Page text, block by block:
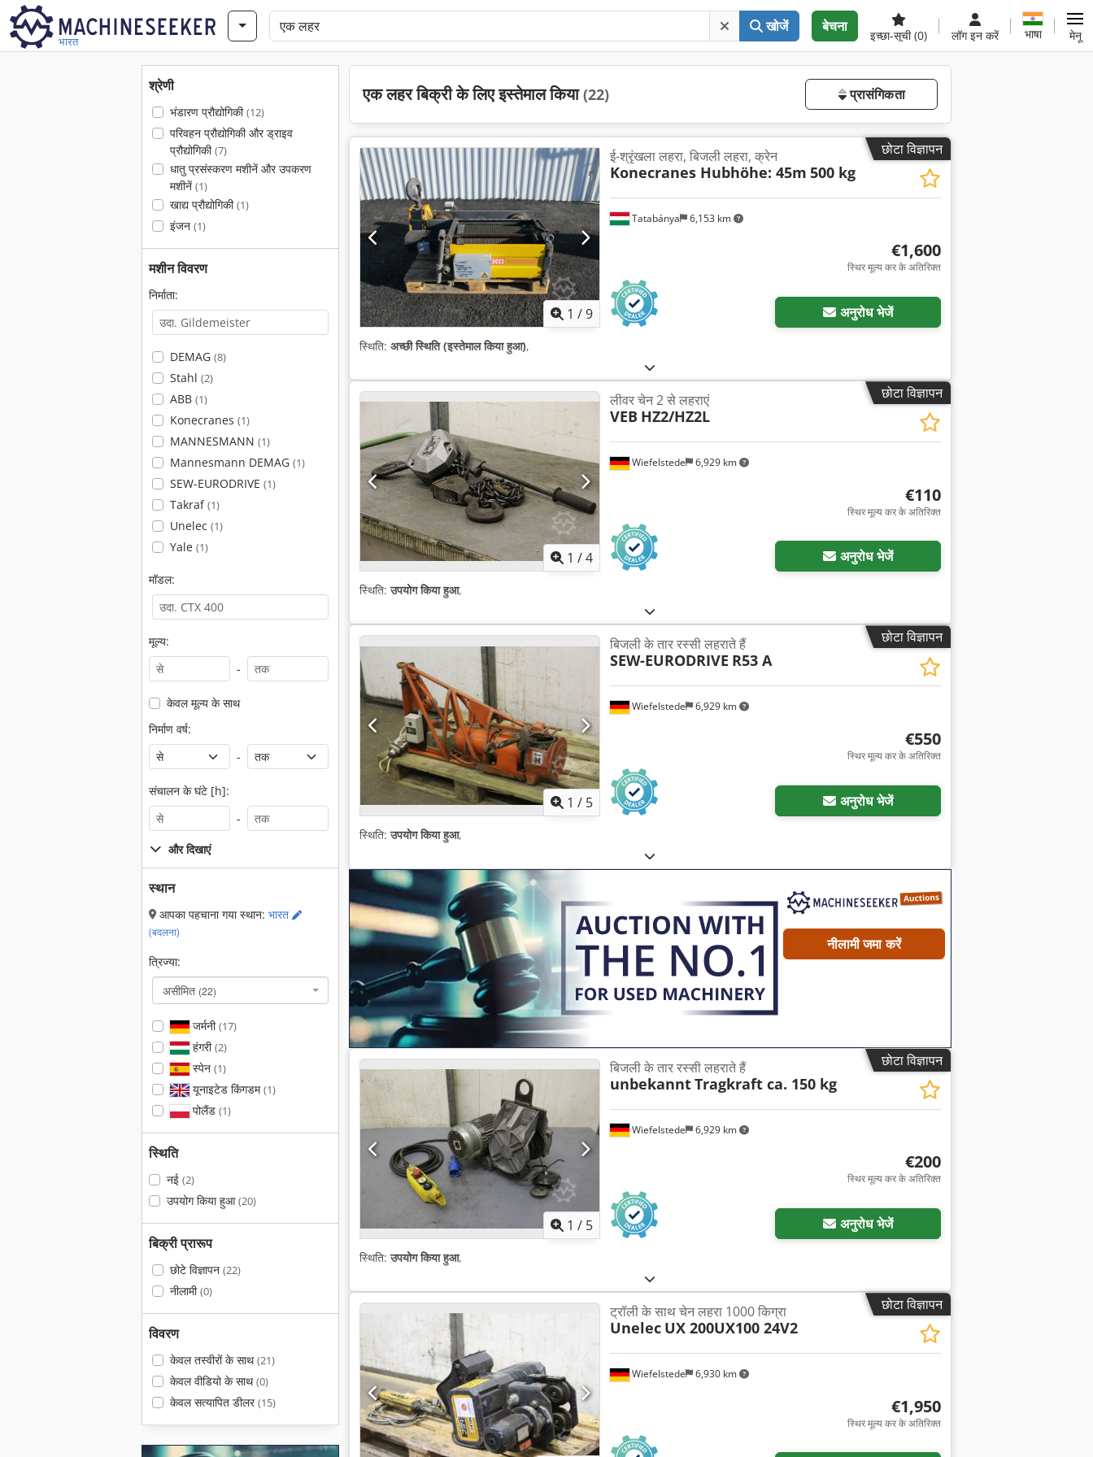
भारत
खोजें बेचना
इच्छा-सूची(0) लॉग इन करें भाषा मेनू
श्रेणी
भंडारण प्रौद्योगिकी(12)
परिवहन प्रौद्योगिकी और ड्राइव
प्रौद्योगिकी(7)
धातु प्रसंस्करण मशीनें और उपकरण
मशीनें (1)
खाद्य प्रौद्योगिकी(1)
इंजन (1)
मशीन विवरण
निर्माता:
DEMAG (8)
Stahl (2)
ABB (1)
Konecranes (1)
MANNESMANN (1)
Mannesmann DEMAG (1)
SEW-EURODRIVE (1)
Takraf(1)
Unelec (1)
Yale (1)
मॉडल:
मूल्य:
-
केवल मूल्य के साथ
निर्माण वर्ष:
-
संचालन के घंटे [h]:
-
और दिखाएं
स्थान
आपका पहचाना गया स्थान: भारत
(बदलना)
त्रिज्या:
असीमित (22)
जर्मनी(17)
हंगरी(2)
स्पेन (1)
यूनाइटेड किंगडम(1)
पोलैंड (1)
स्थिति
नई (2)
उपयोग किया हुआ(20)
बिक्री प्रारूप
छोटे विज्ञापन (22)
नीलामी(0)
विवरण
केवल तस्वीरों के साथ(21)
केवल वीडियो के साथ(0)
केवल सत्यापित डीलर(15)
एक लहर बिक्री के लिए इस्तेमाल किया(22) प्रासंगिकता
छोटा विज्ञापन
1 /9
Tatabánya 6,153 km
ई-श्रृंखला लहरा, बिजली लहरा, क्रेन
Konecranes Hubhöhe: 45m 500 kg
€1,600
स्थिर मूल्य कर के अतिरिक्त
अनुरोध भेजें
स्थिति: अच्छी स्थिति (इस्तेमाल किया हुआ),
छोटा विज्ञापन
1 /4
Wiefelstede 6,929 km
लीवर चेन 2 से लहराएं
VEB HZ2/HZ2L
€110
स्थिर मूल्य कर के अतिरिक्त
अनुरोध भेजें
स्थिति:उपयोग किया हुआ,
छोटा विज्ञापन
1 / 5
Wiefelstede 6,929 km
बिजली के तार रस्सी लहराते हैं
SEW-EURODRIVE R53 A
€550
स्थिर मूल्य कर के अतिरिक्त
अनुरोध भेजें
स्थिति:उपयोग किया हुआ,
नीलामी जमा करें
छोटा विज्ञापन
1 / 5
Wiefelstede 6,929 km
बिजली के तार रस्सी लहराते हैं
unbekanntTragkraft ca. 150 kg
€200
स्थिर मूल्य कर के अतिरिक्त
अनुरोध भेजें
स्थिति:उपयोग किया हुआ,
छोटा विज्ञापन
Wiefelstede 6,930 km
ट्रॉली के साथ चेन लहरा 1000 किग्रा
Unelec UX 200UX100 24V2
€1,950
स्थिर मूल्य कर के अतिरिक्त